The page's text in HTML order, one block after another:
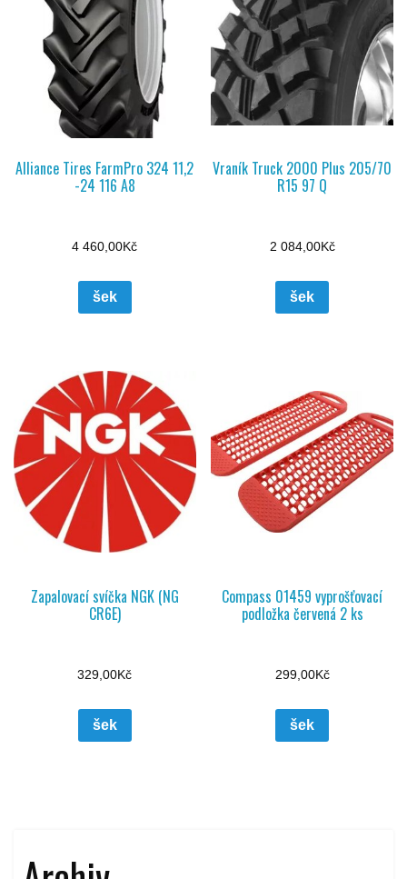
Alliance Tires FarmPro 324 11,2
-24 116 A8
4 460,00Kč
šek
Vraník Truck 2000 Plus 205/70
R15 97 Q
2 084,00Kč
šek
Zapalovací svíčka NGK (NG
CR6E)
329,00Kč
šek
Compass 01459 vyprošťovací
podložka červená 2 ks
299,00Kč
šek